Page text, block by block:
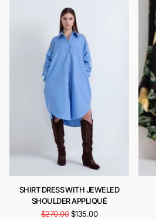
SHIRT DRESS WITH JEWELED
SHOULDER APPLIQUÉ
$270.00$135.00